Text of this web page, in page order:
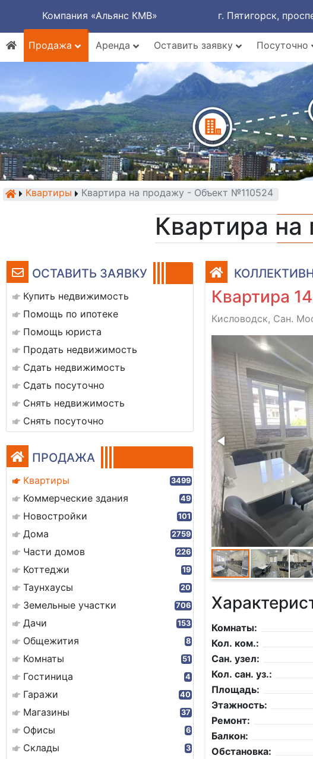
Компания «Альянс КМВ» г. Пятигорск,
Продажа
Аренда Оставить заявку Посуточно
Квартиры Квартира на продажу - Объект №110524
Квартира
ОСТАВИТЬ ЗАЯВКУ
Купить недвижимость
Помощь по ипотеке
Помощь юриста
Продать недвижимость
Сдать недвижимость
Сдать посуточно
Снять недвижимость
Снять посуточно
ПРОДАЖА
Квартиры 3499
Коммерческие здания 49
Новостройки 101
Дома 2759
Части домов 226
Коттеджи 19
Таунхаусы 20
Земельные участки 706
Дачи 153
Общежития 8
Комнаты 51
Гостиница 4
Гаражи 40
Магазины 37
Офисы 6
Склады 3
Квартира
Кисловодск, Сан.
Комнаты:
Кол. ком.:
Сан. узел:
Кол. сан. уз.:
Площадь:
Этажность:
Ремонт:
Балкон:
Обстановка: